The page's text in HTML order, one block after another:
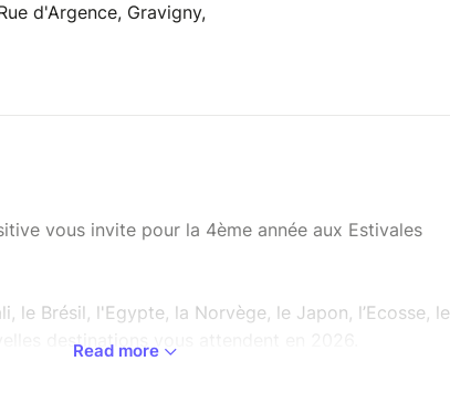
d'Argence, Gravigny,
vous invite pour la 4ème année aux Estivales
le Brésil, l'Egypte, la Norvège, le Japon, l’Ecosse, le
destinations vous attendent en 2026.
Read more